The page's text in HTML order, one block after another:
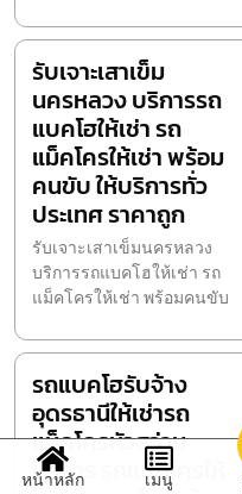
รับเจาะเสาเข็ม
นครหลวง บริการรถ
แบคโฮให้เช่า รถ
แม็คโครให้เช่า พร้อม
คนขับ ให้บริการทั่ว
ประเทศ ราคาถูก
รับเจาะเสาเข็มนครหลวง
บริการรถแบคโฮให้เช่า รถ
แม็คโครให้เช่า พร้อมคนขับ
รถแบคโฮรับจ้าง
อุดรธานีให้เช่ารถ
แม็คโครหัวสว่าน
บริการ รถแม็คโครให้
หน้าหลัก เมนู